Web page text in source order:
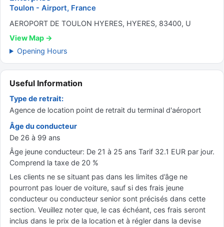
Toulon - Airport, France
AEROPORT DE TOULON HYERES, HYERES, 83400, U
View Map →
Opening Hours
Useful Information
Type de retrait:
Agence de location point de retrait du terminal d'aéroport
Âge du conducteur
De 26 à 99 ans
Âge jeune conducteur: De 21 à 25 ans Tarif 32.1 EUR par jour.
Comprend la taxe de 20 %
Les clients ne se situant pas dans les limites d’âge ne
pourront pas louer de voiture, sauf si des frais jeune
conducteur ou conducteur senior sont précisés dans cette
section. Veuillez noter que, le cas échéant, ces frais seront
inclus dans le prix de la location et à régler dans la devise